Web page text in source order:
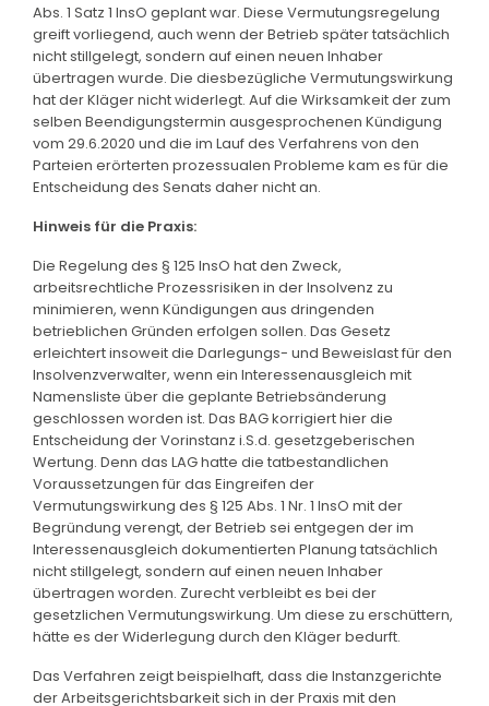
Abs. 1 Satz 1 InsO geplant war. Diese Vermutungsregelung
greift vorliegend, auch wenn der Betrieb später tatsächlich
nicht stillgelegt, sondern auf einen neuen Inhaber
übertragen wurde. Die diesbezügliche Vermutungswirkung
hat der Kläger nicht widerlegt. Auf die Wirksamkeit der zum
selben Beendigungstermin ausgesprochenen Kündigung
vom 29.6.2020 und die im Lauf des Verfahrens von den
Parteien erörterten prozessualen Probleme kam es für die
Entscheidung des Senats daher nicht an.
Hinweis für die Praxis:
Die Regelung des § 125 InsO hat den Zweck,
arbeitsrechtliche Prozessrisiken in der Insolvenz zu
minimieren, wenn Kündigungen aus dringenden
betrieblichen Gründen erfolgen sollen. Das Gesetz
erleichtert insoweit die Darlegungs- und Beweislast für den
Insolvenzverwalter, wenn ein Interessenausgleich mit
Namensliste über die geplante Betriebsänderung
geschlossen worden ist. Das BAG korrigiert hier die
Entscheidung der Vorinstanz i.S.d. gesetzgeberischen
Wertung. Denn das LAG hatte die tatbestandlichen
Voraussetzungen für das Eingreifen der
Vermutungswirkung des § 125 Abs. 1 Nr. 1 InsO mit der
Begründung verengt, der Betrieb sei entgegen der im
Interessenausgleich dokumentierten Planung tatsächlich
nicht stillgelegt, sondern auf einen neuen Inhaber
übertragen worden. Zurecht verbleibt es bei der
gesetzlichen Vermutungswirkung. Um diese zu erschüttern,
hätte es der Widerlegung durch den Kläger bedurft.
Das Verfahren zeigt beispielhaft, dass die Instanzgerichte
der Arbeitsgerichtsbarkeit sich in der Praxis mit den